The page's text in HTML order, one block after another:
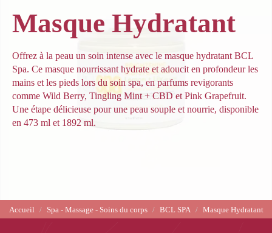
Masque Hydratant
Offrez à la peau un soin intense avec le masque hydratant BCL
Spa. Ce masque nourrissant hydrate et adoucit en profondeur les
mains et les pieds lors du soin spa, en parfums revigorants
comme Wild Berry, Tingling Mint + CBD et Pink Grapefruit.
Une étape délicieuse pour une peau souple et nourrie, disponible
en 473 ml et 1892 ml.
Accueil Spa - Massage - Soins du corps BCL SPA Masque Hydratant